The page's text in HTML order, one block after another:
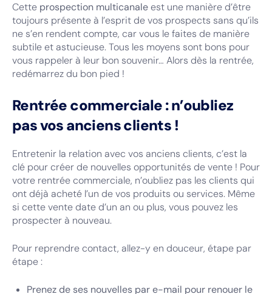
Cette prospection multicanaleest une manière d’être
toujours présente à l’esprit de vos prospects sans qu’ils
ne s’en rendent compte, car vous le faites de manière
subtile et astucieuse. Tous les moyens sont bons pour
vous rappeler à leur bon souvenir… Alors dès la rentrée,
redémarrez du bon pied !
Rentrée commerciale : n’oubliez
pas vos anciens clients !
Entretenir la relation avec vos anciens clients, c’est la
clé pour créer de nouvelles opportunités de vente ! Pour
votre rentrée commerciale, n’oubliez pas les clients qui
ont déjà acheté l’un de vos produits ou services. Même
si cette vente date d’un an ou plus, vous pouvez les
prospecter à nouveau.
Pour reprendre contact, allez-y en douceur, étape par
étape :
Prenez de ses nouvelles par e-mail pour renouer le